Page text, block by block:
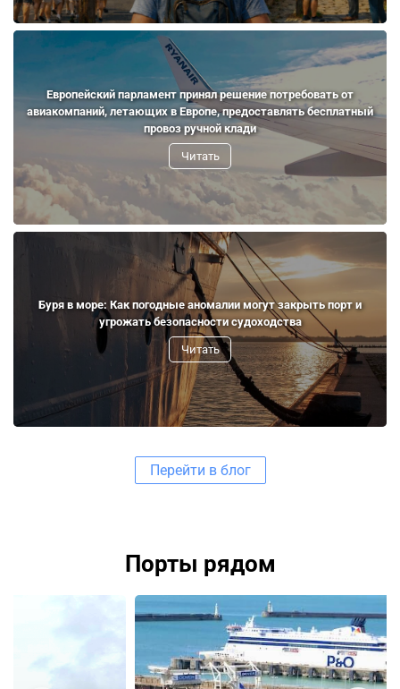
Европейский парламент принял решение потребовать от
авиакомпаний, летающих в Европе, предоставлять бесплатный
провоз ручной клади
Читать
Буря в море: Как погодные аномалии могут закрыть порт и
угрожать безопасности судоходства
Читать
Перейти в блог
Порты рядом